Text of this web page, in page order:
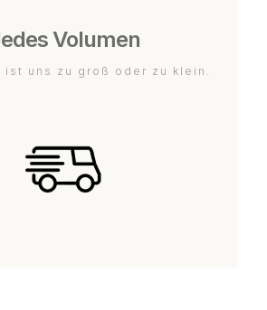
Volumen
ist uns zu groß oder zu klein.